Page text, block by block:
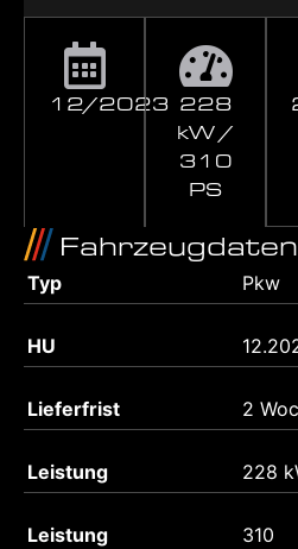
12/2023 228
kW /
310
PS
Fahrzeugdaten
Typ Pkw
HU
Lieferfrist 2
Leistung 228
Leistung 310